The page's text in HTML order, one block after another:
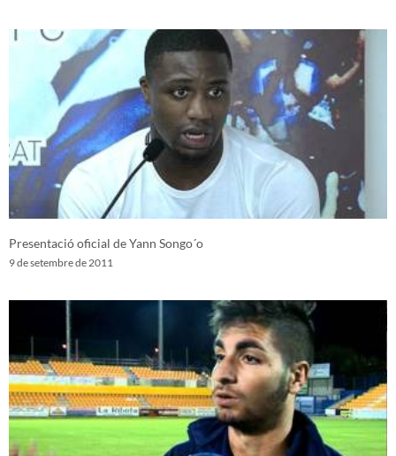
Presentació oficial de Yann Songo´o
9 de setembre de 2011